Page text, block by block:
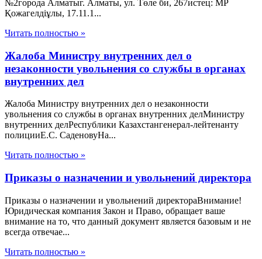
№2города Алматыг. Алматы, ул. Төле би, 267истец: МР
Қожагелдіұлы, 17.11.1...
Читать полностью »
Жалоба Министру внутренних дел о
незаконности увольнения со службы в органах
внутренних дел
Жалоба Министру внутренних дел о незаконности
увольнения со службы в органах внутренних делМинистру
внутренних делРеспублики Казахстангенерал-лейтенанту
полицииЕ.С. СаденовуНа...
Читать полностью »
Приказы о назначении и увольнений директора
Приказы о назначении и увольнений директораВнимание!
Юридическая компания Закон и Право, обращает ваше
внимание на то, что данный документ является базовым и не
всегда отвечае...
Читать полностью »